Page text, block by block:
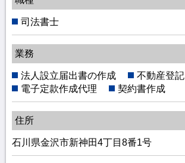
司法書士
業務
法人設立届出書の作成
不動産登記
電子定款作成代理
契約書作成
住所
石川県金沢市新神田4丁目8番1号